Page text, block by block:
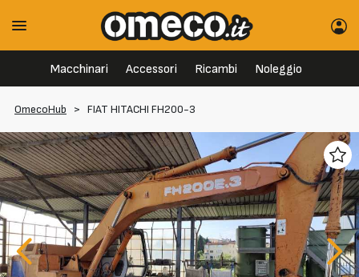
Macchinari Accessori Ricambi Noleggio
OmecoHub > FIAT HITACHI FH200-3